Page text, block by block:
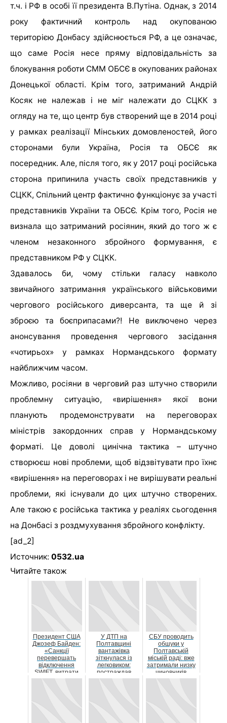
т.ч. і РФ в особі її президента В.Путіна. Однак, з 2014
року фактичний контроль над окупованою
територією Донбасу здійснюється РФ, а це означає,
що саме Росія несе пряму відповідальність за
блокування роботи СММ ОБСЄ в окупованих районах
Донецької області. Крім того, затриманий Андрій
Косяк не належав і не міг належати до СЦКК з
огляду на те, що центр був створений ще в 2014 році
у рамках реалізації Мінських домовленостей, його
сторонами були Україна, Росія та ОБСЄ як
посередник. Але, після того, як у 2017 році російська
сторона припинила участь своїх представників у
СЦКК, Спільний центр фактично функціонує за участі
представників України та ОБСЄ. Крім того, Росія не
визнала що затриманий росіянин, який до того ж є
членом незаконного збройного формування, є
представником РФ у СЦКК.
Здавалось би, чому стільки галасу навколо
звичайного затримання українського військовими
чергового російського диверсанта, та ще й зі
зброєю та боєприпасами?! Не виключено через
анонсування проведення чергового засідання
«чотирьох» у рамках Нормандського формату
найближчим часом.
Можливо, росіяни в черговий раз штучно створили
проблемну ситуацію, «вирішення» якої вони
планують продемонструвати на переговорах
міністрів закордонних справ у Нормандському
форматі. Це доволі цинічна тактика – штучно
створюєш нові проблеми, щоб відзвітувати про їхнє
«вирішення» на переговорах і не вирішувати реальні
проблеми, які існували до цих штучно створених.
Але такою є російська тактика у реаліях сьогодення
на Донбасі з роздмухування збройного конфлікту.
[ad_2]
Источник: 0532.ua
Читайте також
Президент США
Джозеф Байден:
«Санкції
перевершать
відключення
SWIFT, витрати
Росії будуть
У ДТП на
Полтавщині
вантажівка
зіткнулася із
легковиком:
постраждав
водій
СБУ проводить
обшуки у
Полтавській
міській раді: вже
затримали низку
чиновників